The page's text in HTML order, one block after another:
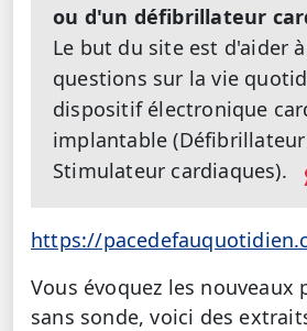
ou d'un défibrillateur
Le but du site est d'aider
questions sur la vie
dispositif électronique
implantable
Stimulateur cardiaques).
https://
Vous évoquez les nouveaux
sans sonde, voici des